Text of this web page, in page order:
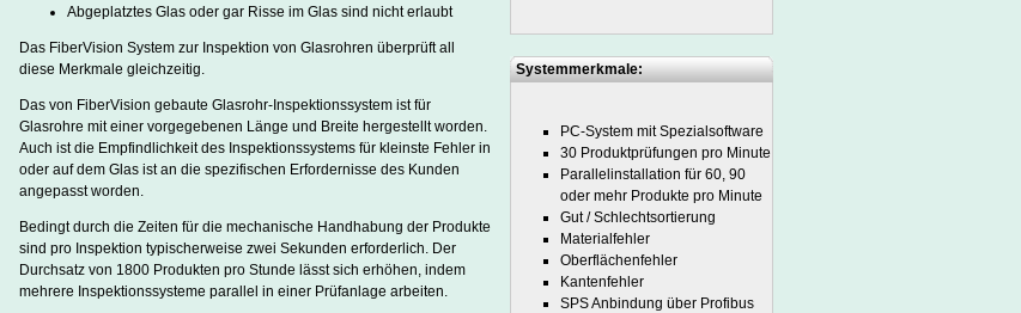
Abgeplatztes Glas oder gar Risse im Glas sind nicht erlaubt
Das FiberVision System zur Inspektion von Glasrohren überprüft all
diese Merkmale gleichzeitig.
Das von FiberVision gebaute Glasrohr-Inspektionssystem ist für
Glasrohre mit einer vorgegebenen Länge und Breite hergestellt worden.
Auch ist die Empfindlichkeit des Inspektionssystems für kleinste Fehler in
oder auf dem Glas ist an die spezifischen Erfordernisse des Kunden
angepasst worden.
Bedingt durch die Zeiten für die mechanische Handhabung der Produkte
sind pro Inspektion typischerweise zwei Sekunden erforderlich. Der
Durchsatz von 1800 Produkten pro Stunde lässt sich erhöhen, indem
mehrere Inspektionssysteme parallel in einer Prüfanlage arbeiten.
Systemmerkmale:
PC-System mit Spezialsoftware
30 Produktprüfungen pro Minute
Parallelinstallation für 60, 90
oder mehr Produkte pro Minute
Gut / Schlechtsortierung
Materialfehler
Oberflächenfehler
Kantenfehler
SPS Anbindung über Profibus